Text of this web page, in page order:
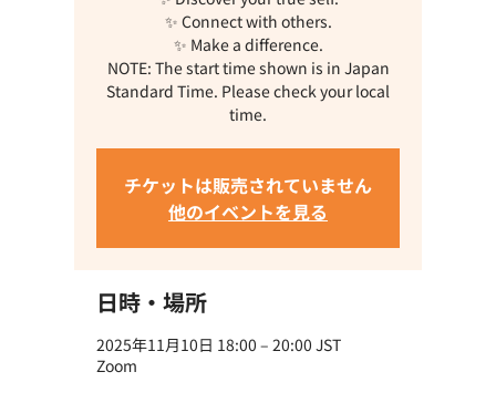
✨ Connect with others.
✨ Make a difference.
NOTE: The start time shown is in Japan
Standard Time. Please check your local
time.
チケットは販売されていません
他のイベントを見る
日時・場所
2025年11月10日 18:00 – 20:00 JST
Zoom